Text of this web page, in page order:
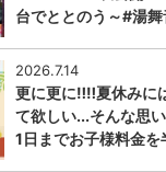
台でととのう～#湯
2026.7.14
更に更に‼️‼️夏休みに
て欲しい...そんな思
1日までお子様料金